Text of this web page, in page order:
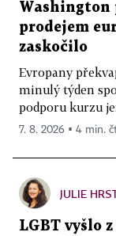
Washington
prodejem
zaskočilo
Evropany
minulý týden
podporu kurzu
7. 8. 2026 ▪ 4 min.
JULIE
LGBT vyšlo